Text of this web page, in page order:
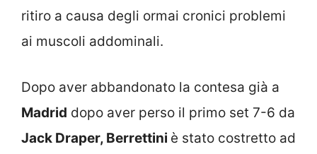
ritiro a causa degli ormai cronici problemi
ai muscoli addominali.
Dopo aver abbandonato la contesa già a
Madrid dopo aver perso il primo set 7-6 da
Jack Draper, Berrettini è stato costretto ad